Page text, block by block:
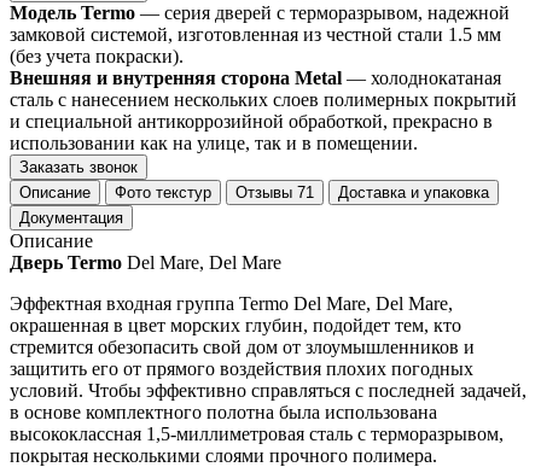
Модель Termo — серия дверей с терморазрывом, надежной
замковой системой, изготовленная из честной стали 1.5 мм
(без учета покраски).
Внешняя и внутренняя сторона Metal — холоднокатаная
сталь с нанесением нескольких слоев полимерных покрытий
и специальной антикоррозийной обработкой, прекрасно в
использовании как на улице, так и в помещении.
Заказать звонок
Описание
Фото текстур Отзывы 71
Доставка и упаковка
Документация
Описание
Дверь Termo Del Mare, Del Mare
Эффектная входная группа Termo Del Mare, Del Mare,
окрашенная в цвет морских глубин, подойдет тем, кто
стремится обезопасить свой дом от злоумышленников и
защитить его от прямого воздействия плохих погодных
условий. Чтобы эффективно справляться с последней задачей,
в основе комплектного полотна была использована
высококлассная 1,5-миллиметровая сталь с терморазрывом,
покрытая несколькими слоями прочного полимера.